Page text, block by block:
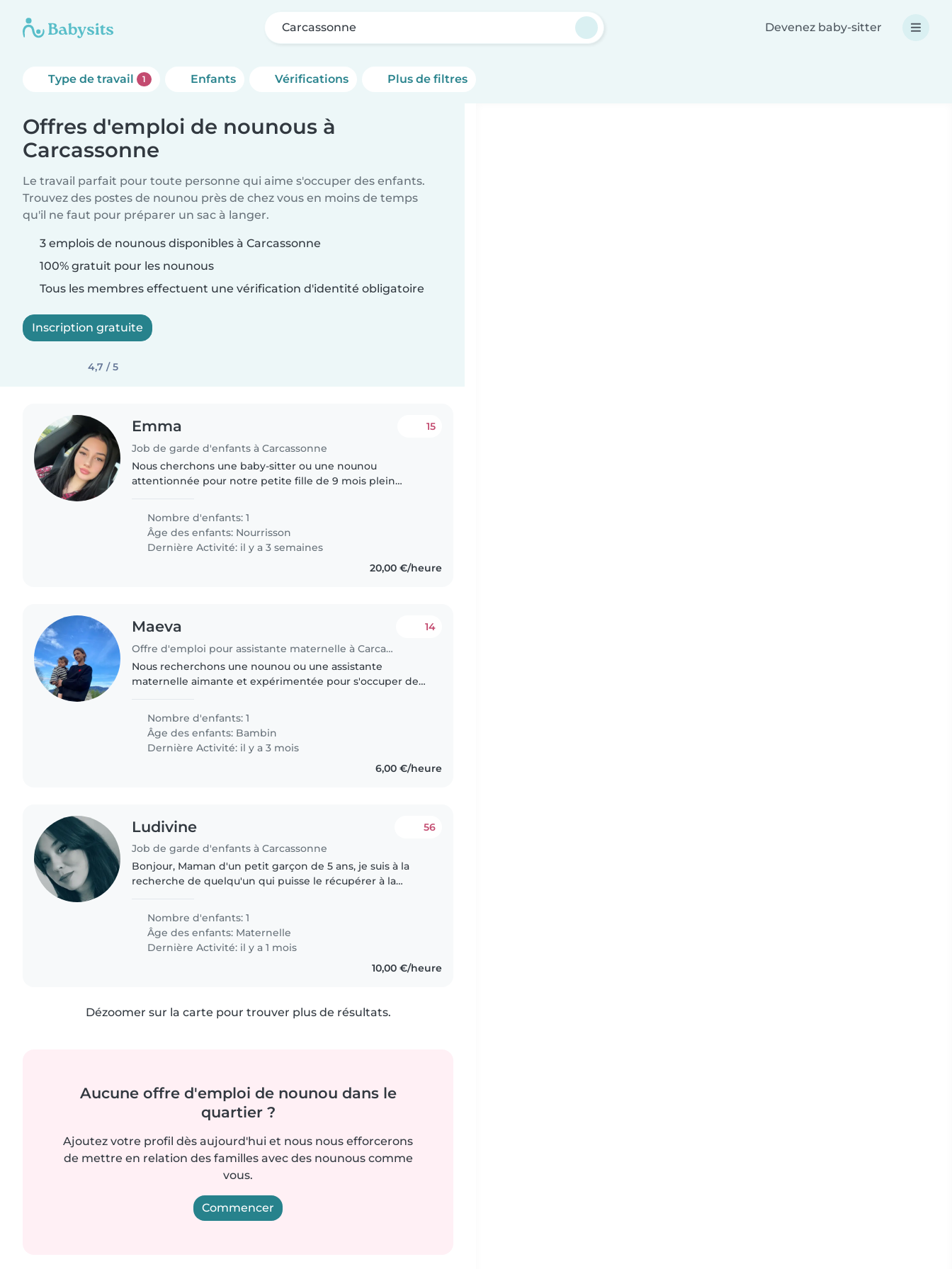
Carcassonne Devenez baby-sitter
Type de travail 1 Enfants Vérifications Plus de filtres
Offres d'emploi de nounous à
Carcassonne
Le travail parfait pour toute personne qui aime s'occuper des enfants.
Trouvez des postes de nounou près de chez vous en moins de temps
qu'il ne faut pour préparer un sac à langer.
3 emplois de nounous disponibles à Carcassonne
100% gratuit pour les nounous
Tous les membres effectuent une vérification d'identité obligatoire
Inscription gratuite
4,7 / 5
Emma
Job de garde d'enfants à Carcassonne
15
Nous cherchons une baby-sitter ou une nounou
attentionnée pour notre petite fille de 9 mois plein
épanouissement et sa sécurité sont..
Nombre d'enfants: 1
Âge des enfants: Nourrisson
Dernière Activité: il y a 3 semaines
20,00 €/heure
Maeva
Offre d'emploi pour assistante maternelle à Carcassonne
14
Nous recherchons une nounou ou une assistante
maternelle aimante et expérimentée pour s'occuper de
Nombre d'enfants: 1
Âge des enfants: Bambin
Dernière Activité: il y a 3 mois
6,00 €/heure
Ludivine
Job de garde d'enfants à Carcassonne
56
Bonjour, Maman d'un petit garçon de 5 ans, je suis à la
recherche de quelqu'un qui puisse le récupérer à la
fois par semaine..
Nombre d'enfants: 1
Âge des enfants: Maternelle
Dernière Activité: il y a 1 mois
10,00 €/heure
Dézoomer sur la carte pour trouver plus de résultats.
Aucune offre d'emploi de nounou dans le
quartier ?
Ajoutez votre profil dès aujourd'hui et nous nous efforcerons
de mettre en relation des familles avec des nounous comme
vous.
Commencer